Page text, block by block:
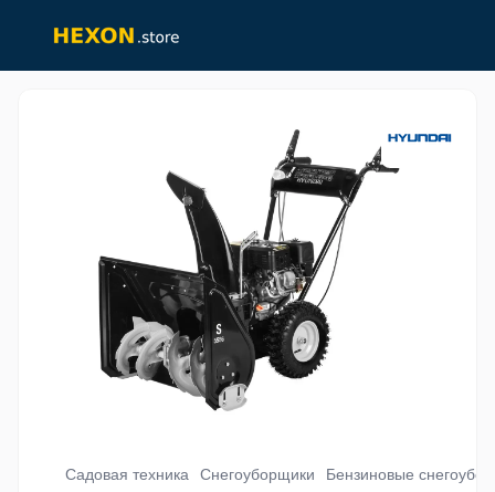
Садовая техника Снегоуборщики Бензиновые